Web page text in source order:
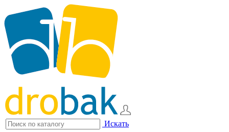
Искать